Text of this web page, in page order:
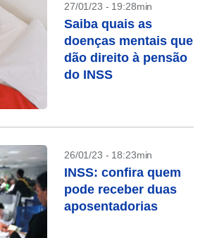
27/01/23 - 19:28min
Saiba quais as
doenças mentais que
dão direito à pensão
do INSS
26/01/23 - 18:23min
INSS: confira quem
pode receber duas
aposentadorias